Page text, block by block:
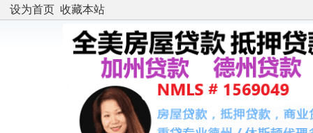
设为首页 收藏本站